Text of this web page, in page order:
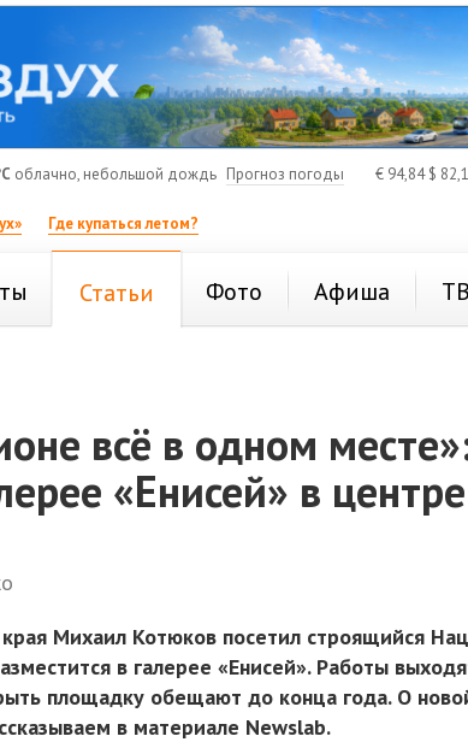
облачно, небольшой дождь Прогноз погоды € 94,84$
Где купаться летом?
Статьи Фото Афиша ТВ
всё в одном
«Енисей» в центре
края Михаил Котюков посетил строящийся
в галерее «Енисей». Работы
площадку обещают до конца года. О
в материале Newslab.